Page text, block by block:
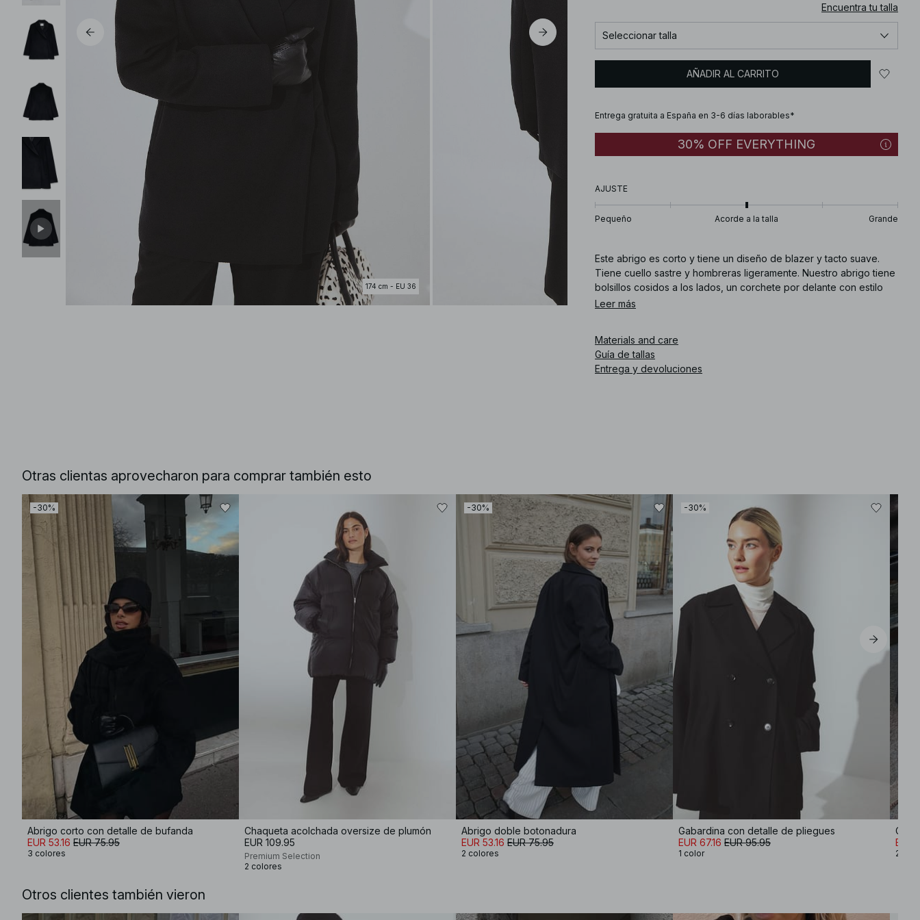
174 cm - EU 36
Encuentra tu talla
Seleccionar talla
AÑADIR AL CARRITO
Entrega gratuita a España en 3-6 días laborables*
30% OFF EVERYTHING
AJUSTE
Pequeño Acorde a la talla Grande
Este abrigo es corto y tiene un diseño de blazer y tacto suave.
Tiene cuello sastre y hombreras ligeramente. Nuestro abrigo tiene
bolsillos cosidos a los lados, un corchete por delante con estilo
superpuesto y un forro interior. Este producto da más talla.
Núm. de artículo
Leer más
Materials and care
Guía de tallas
Entrega y devoluciones
Otras clientas aprovecharon para comprar también esto
-30%
Abrigo corto con detalle de bufanda
EUR 53.16 EUR 75.95
3 colores
Chaqueta acolchada oversize de plumón
EUR 109.95
Premium Selection
2 colores
-30%
Abrigo doble botonadura
EUR 53.16 EUR 75.95
2 colores
-30%
Gabardina con detalle de pliegues
EUR 67.16 EUR 95.95
1 color
EUR
2
Otros clientes también vieron